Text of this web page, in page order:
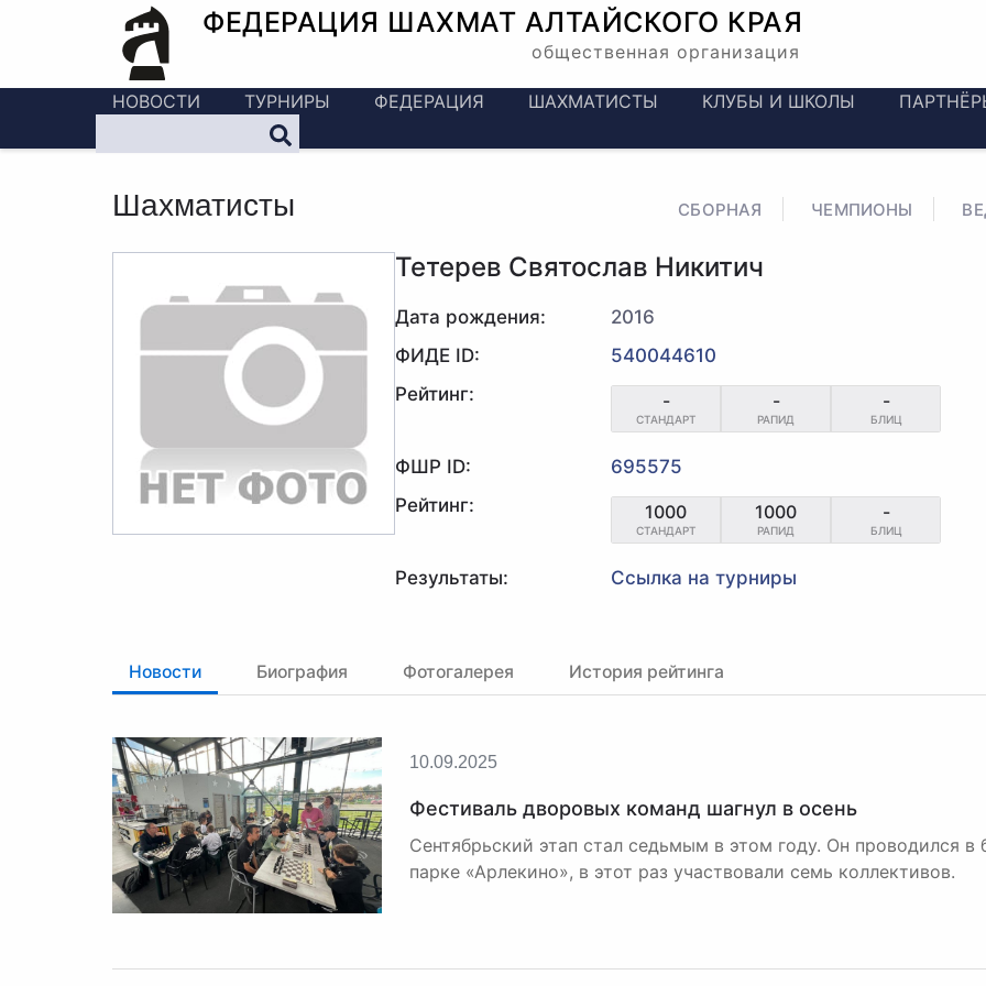
ФЕДЕРАЦИЯ ШАХМАТ АЛТАЙСКОГО КРАЯ
общественная организация
НОВОСТИ ТУРНИРЫ ФЕДЕРАЦИЯ ШАХМАТИСТЫ КЛУБЫ И ШКОЛЫ
Шахматисты СБОРНАЯ ЧЕМПИОНЫ
Тетерев Святослав Никитич
Дата рождения:
2016
ФИДЕ ID:
540044610
Рейтинг:
-
СТАНДАРТ
-
РАПИД
-
БЛИЦ
ФШР ID:
695575
Рейтинг:
1000
СТАНДАРТ
1000
РАПИД
-
БЛИЦ
Результаты: Ссылка на турниры
Новости Биография Фотогалерея История рейтинга
10.09.2025
Фестиваль дворовых команд шагнул в осень
Сентябрьский этап стал седьмым в этом году. Он проводился в
парке «Арлекино», в этот раз участвовали семь коллективов.